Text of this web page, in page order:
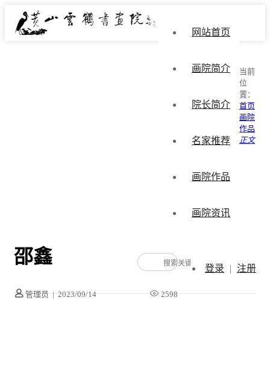
网站首页
画院简介
院长简介
名家推荐
画院作品
画院资讯
登录 | 注册
当前
位
置：
首页
画院
作品
正文
邵鑫
管理员 | 2023/09/14 2598